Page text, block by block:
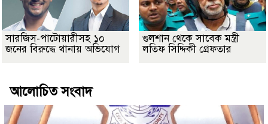
সারজিস-পাটোয়ারীসহ ১০
জনের বিরুদ্ধে থানায় অভিযোগ
গুলশান থেকে সাবেক মন্ত্রী
লতিফ সিদ্দিকী গ্রেফতার
আলোচিত সংবাদ